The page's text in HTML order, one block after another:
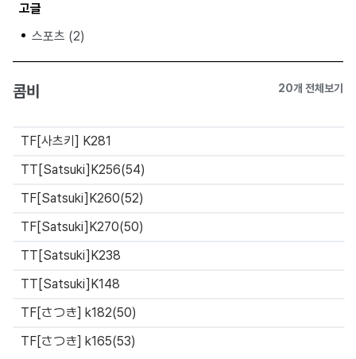
고글
스포츠 (2)
콤비 20개 전체보기
TF[사츠키] K281
TT[Satsuki]K256(54)
TF[Satsuki]K260(52)
TF[Satsuki]K270(50)
TT[Satsuki]K238
TT[Satsuki]K148
TF[さつき] k182(50)
TF[さつき] k165(53)